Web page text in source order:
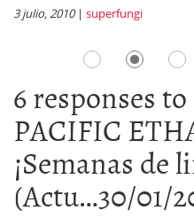
3 julio, 2010| superfungi
6 responses to
PACIFIC
¡Semanas
(Actu…30/01/